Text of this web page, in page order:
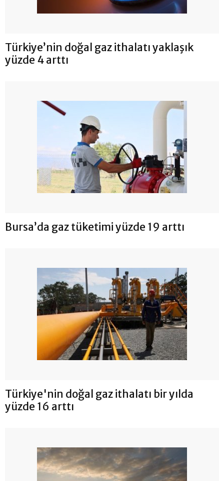
Türkiye’nin doğal gaz ithalatı yaklaşık
yüzde 4 arttı
Bursa’da gaz tüketimi yüzde 19 arttı
Türkiye'nin doğal gaz ithalatı bir yılda
yüzde 16 arttı